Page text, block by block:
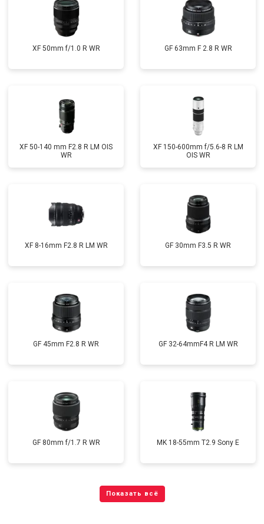
XF 50mm f/1.0 R WR GF 63mm F 2.8 R WR
XF 50-140 mm F2.8 R LM OIS
WR
XF 150-600mm f/5.6-8 R LM
OIS WR
XF 8-16mm F2.8 R LM WR GF 30mm F3.5 R WR
GF 45mm F2.8 R WR GF 32-64mmF4 R LM WR
GF 80mm f/1.7 R WR MK 18-55mm T2.9 Sony E